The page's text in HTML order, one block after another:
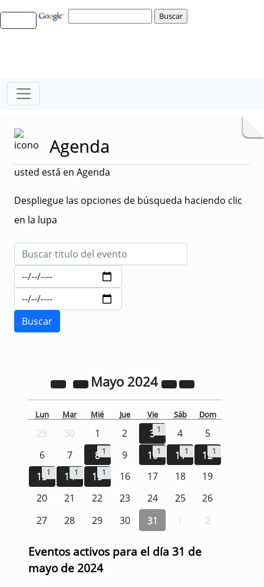
Agenda
usted está en Agenda
Despliegue las opciones de búsqueda haciendo clic
en la lupa
Mayo 2024
Lun Mar Mié Jue Vie Sáb Dom
29 30 1 2 3 1 4
5
6
7 8 1 9 101 111 121
131 141 151 16 17 18
19
20
21 22 23 24 25
26
27
28 29 30 31 1 2
Eventos activos para el día 31 de
mayo de 2024